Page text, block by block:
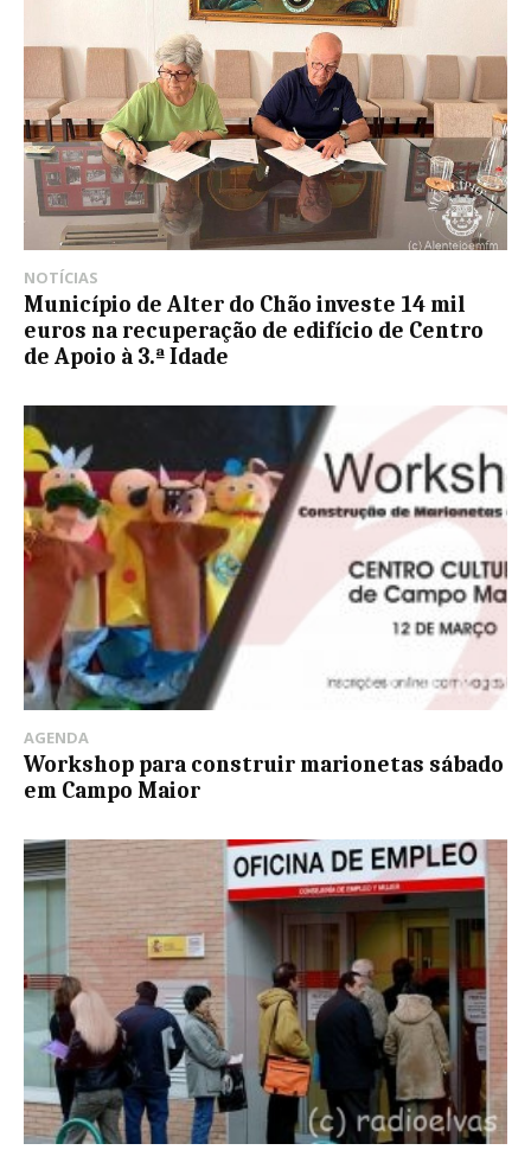
NOTÍCIAS
Município de Alter do Chão investe 14 mil
euros na recuperação de edifício de Centro
de Apoio à 3.ª Idade
AGENDA
Workshop para construir marionetas sábado
em Campo Maior